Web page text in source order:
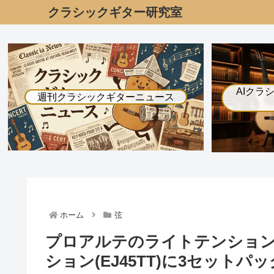
クラシックギター研究室
週刊クラシックギターニュース AIクラ
ホーム 弦
プロアルテのライトテンショ
ション(EJ45TT)に3セットパッ